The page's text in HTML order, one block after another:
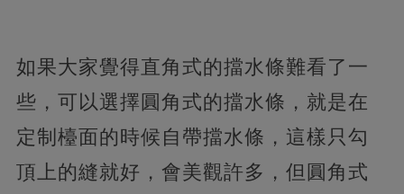
如果大家覺得直角式的擋水條難看了一
些，可以選擇圓角式的擋水條，就是在
定制檯面的時候自帶擋水條，這樣只勾
頂上的縫就好，會美觀許多，但圓角式